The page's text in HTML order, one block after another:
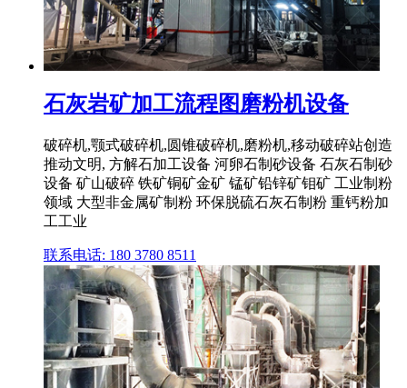
石灰岩矿加工流程图磨粉机设备
破碎机,颚式破碎机,圆锥破碎机,磨粉机,移动破碎站创造
推动文明, 方解石加工设备 河卵石制砂设备 石灰石制砂
设备 矿山破碎 铁矿铜矿金矿 锰矿铅锌矿钼矿 工业制粉
领域 大型非金属矿制粉 环保脱硫石灰石制粉 重钙粉加
工工业
联系电话: 180 3780 8511